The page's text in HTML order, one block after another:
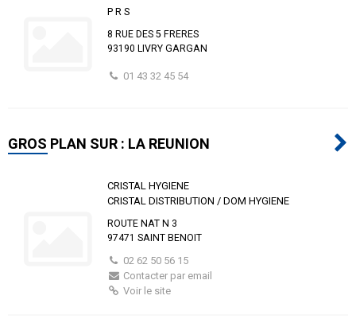
P R S
8 RUE DES 5 FRERES
93190 LIVRY GARGAN
01 43 32 45 54
GROS PLAN SUR : LA REUNION
CRISTAL HYGIENE
CRISTAL DISTRIBUTION / DOM HYGIENE
ROUTE NAT N 3
97471 SAINT BENOIT
02 62 50 56 15
Contacter par email
Voir le site